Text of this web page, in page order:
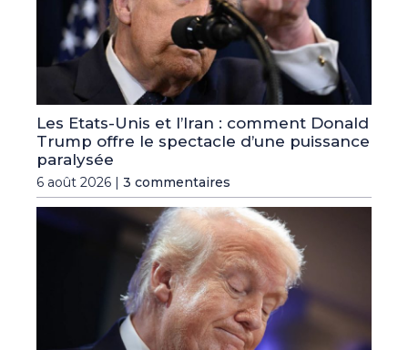
Les Etats-Unis et l’Iran : comment Donald
Trump offre le spectacle d’une puissance
paralysée
6 août 2026 | 3 commentaires